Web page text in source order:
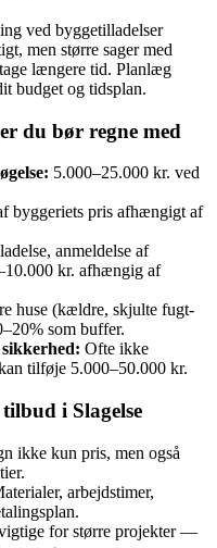
ved byggetilladelser
men større sager med
længere tid. Planlæg
budget og tidsplan.
du bør regne med
5.000–25.000 kr. ved
byggeriets pris afhængigt af
anmeldelse af
kr. afhængig af
huse (kældre, skjulte fugt‑
som buffer.
Ofte ikke
tilføje 5.000–50.000 kr.
i Slagelse
ikke kun pris, men også
arbejdstimer,
for større projekter —